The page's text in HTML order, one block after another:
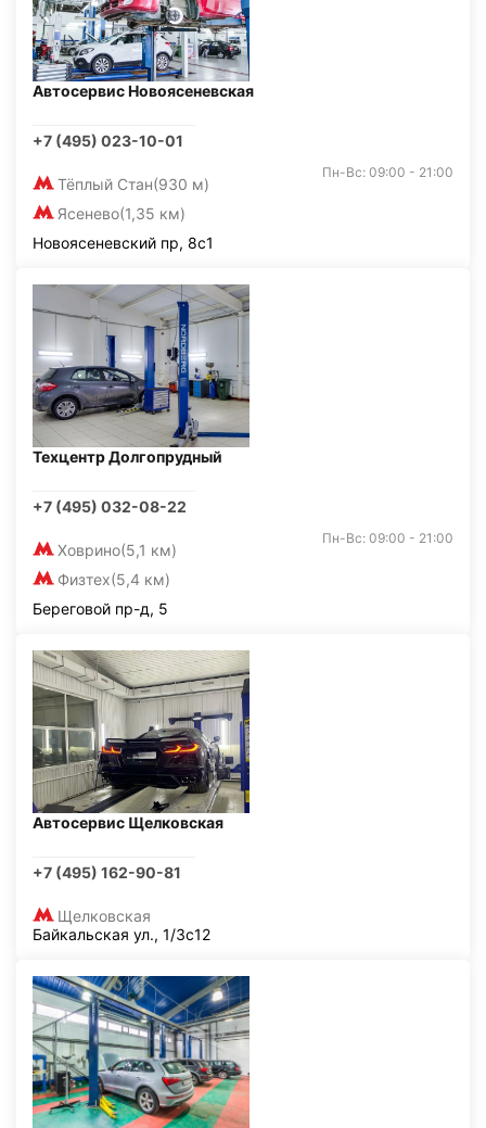
Автосервис Новоясеневская
+7 (495) 023-10-01
Тёплый Стан(930 м)
Ясенево(1,35 км)
Пн-Вс: 09:00 - 21:00
Новоясеневский пр, 8с1
Техцентр Долгопрудный
+7 (495) 032-08-22
Ховрино(5,1 км)
Физтех(5,4 км)
Пн-Вс: 09:00 - 21:00
Береговой пр-д, 5
Автосервис Щелковская
+7 (495) 162-90-81
Щелковская
Байкальская ул., 1/3с12